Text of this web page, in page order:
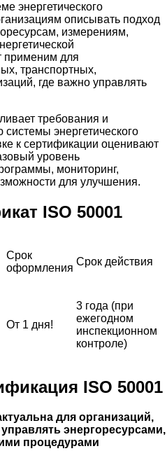
энергетического
описывать подход
измерениям,
применим для
транспортных,
где важно управлять
требования и
энергетического
к сертификации оценивают
уровень
мониторинг,
для улучшения.
ISO 50001
Срок
оформления
Срок действия
От 1 дня!
3 года (при
ежегодном
инспекционном
контроле)
ISO 50001
для организаций,
энергоресурсами,
процедурами